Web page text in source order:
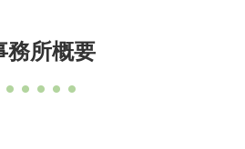
務所概要